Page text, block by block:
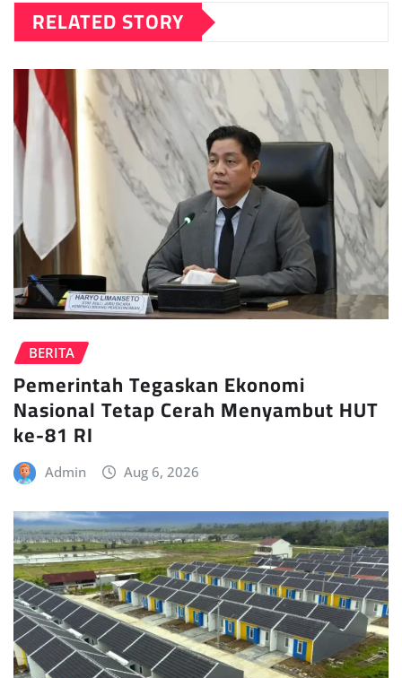
RELATED STORY
BERITA
Pemerintah Tegaskan Ekonomi
Nasional Tetap Cerah Menyambut HUT
ke-81 RI
Admin Aug 6, 2026